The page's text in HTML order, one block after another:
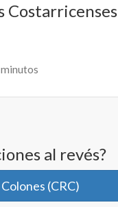
Costarricenses
al revés?
(CRC)